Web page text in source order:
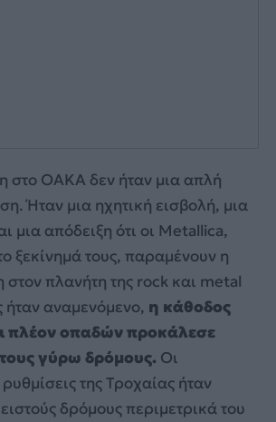
στο ΟΑΚΑ δεν ήταν μια απλή
Ήταν μια ηχητική εισβολή, μια
μια απόδειξη ότι οι Metallica,
ξεκίνημά τους, παραμένουν η
πλανήτη της rock και metal
αναμενόμενο, η κάθοδος
πλέον οπαδών προκάλεσε
γύρω δρόμους. Οι
της Τροχαίας ήταν
δρόμους περιμετρικά του